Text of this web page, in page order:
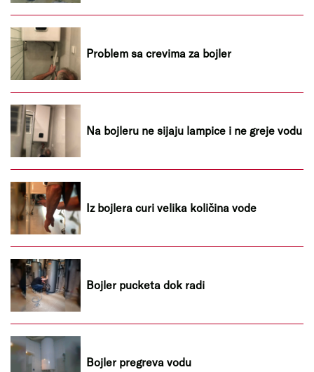
Problem sa crevima za bojler
Na bojleru ne sijaju lampice i ne greje vodu
Iz bojlera curi velika količina vode
Bojler pucketa dok radi
Bojler pregreva vodu